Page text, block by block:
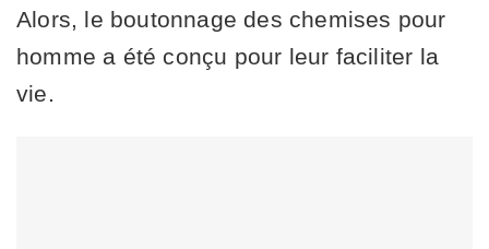
Alors, le boutonnage des chemises pour
homme a été conçu pour leur faciliter la
vie.